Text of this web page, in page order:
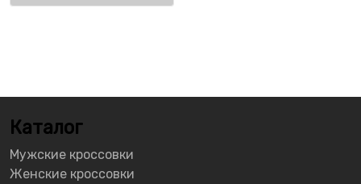
Каталог
Мужские кроссовки
Женские кроссовки